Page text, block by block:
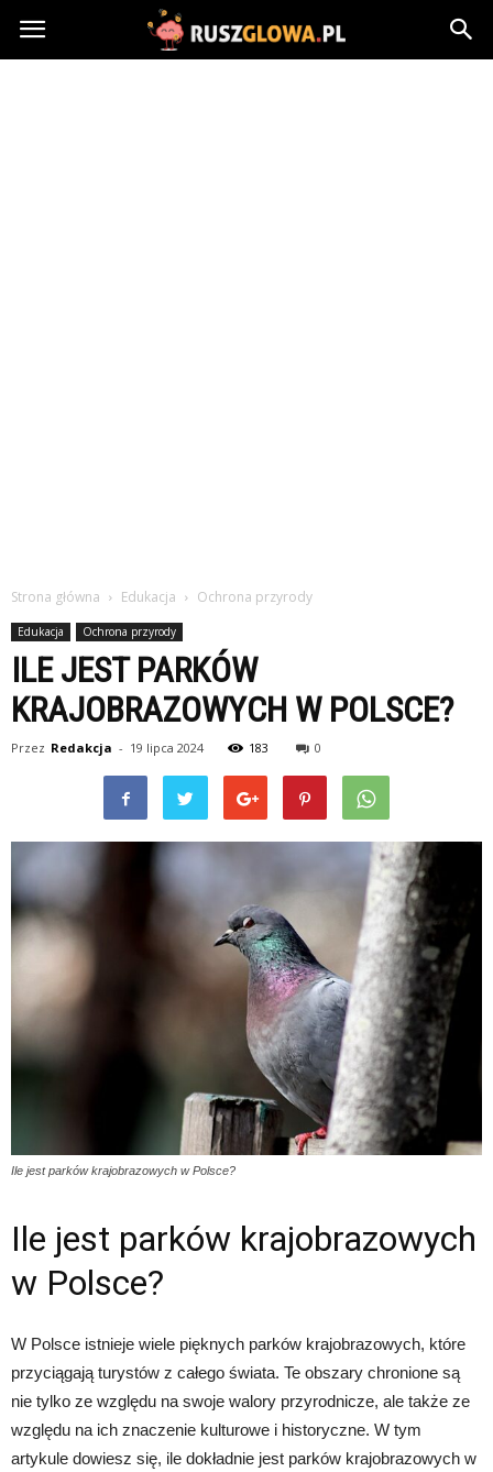
Ruszglowa.pl
Strona główna Edukacja Ochrona przyrody
Edukacja Ochrona przyrody
ILE JEST PARKÓW
KRAJOBRAZOWYCH W POLSCE?
Przez Redakcja - 19 lipca 2024 183 0
Ile jest parków krajobrazowych w Polsce?
Ile jest parków krajobrazowych
w Polsce?
W Polsce istnieje wiele pięknych parków krajobrazowych, które
przyciągają turystów z całego świata. Te obszary chronione są
nie tylko ze względu na swoje walory przyrodnicze, ale także ze
względu na ich znaczenie kulturowe i historyczne. W tym
artykule dowiesz się, ile dokładnie jest parków krajobrazowych w